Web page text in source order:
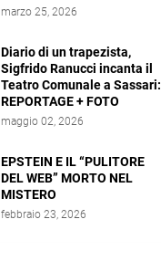
marzo 25, 2026
Diario di un trapezista,
Sigfrido Ranucci incanta il
Teatro Comunale a Sassari:
REPORTAGE + FOTO
maggio 02, 2026
EPSTEIN E IL “PULITORE
DEL WEB” MORTO NEL
MISTERO
febbraio 23, 2026